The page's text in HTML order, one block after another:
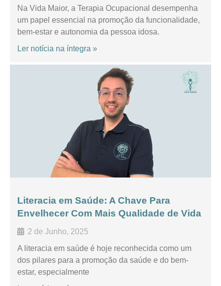
Na Vida Maior, a Terapia Ocupacional desempenha
um papel essencial na promoção da funcionalidade,
bem-estar e autonomia da pessoa idosa.
Ler notícia na íntegra »
Literacia em Saúde: A Chave Para
Envelhecer Com Mais Qualidade de Vida
2 de Junho, 2025
A literacia em saúde é hoje reconhecida como um
dos pilares para a promoção da saúde e do bem-
estar, especialmente